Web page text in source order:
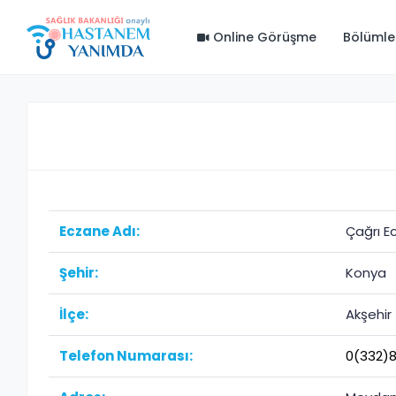
Online Görüşme
Eczane Adı: Çağrı
Şehir: Konya
İlçe: Akşehir
Telefon Numarası: